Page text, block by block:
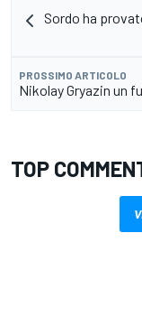
Sordo ha
PROSSIMO ARTICOLO
Nikolay Gryazin un
TOP